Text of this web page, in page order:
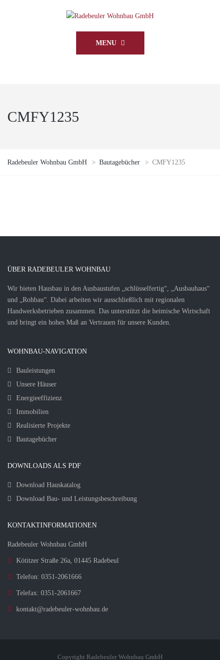
MENU
CMFY1235
Radebeuler Wohnbau GmbH > Bautagebücher > CMFY1235
ÜBER RADEBEULER WOHNBAU
Wir bieten Hausbau in den Ausbaustufen „schlüsselfertig“, „Ausbauhaus“
und „Rohbau“. Dabei arbeiten wir ausschließlich mit regionalen
Handwerksbetrieben zusammen. Das unterstützt die heimische Wirtschaft
und bringt ein hohes Maß an Vertrauen für unsere Kunden.
WOHNBAU-NAVIGATION
Bauleistungen
Unsere Häuser
Energieeffizienz
Immobilien
Realisierte Projekte
Bautagebücher
DOWNLOADS ALS PDF
Download Hauskatalog
Download Bau- und Leistungsbeschreibung
KONTAKTINFORMATIONEN
Radebeuler Wohnbau GmbH
Kötitzer Straße 26a, 01445 Radebeul
Telefon: 0351-2061666
Telefax: 0351-2061667
kontakt@radebeuler-wohnbau.de
Copyright Radebeuler Wohnbau GmbH